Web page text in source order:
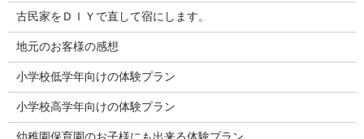
古民家をＤＩＹで直して宿にします。
地元のお客様の感想
小学校低学年向けの体験プラン
小学校高学年向けの体験プラン